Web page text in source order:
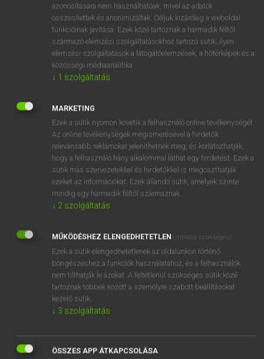
admiration fn csodálat
bámulat
rajongás ( of for vk/vm iránt)
DÍJMENTES ANGOL SZÓTÁR
Admiralty
admiration
azonosítására nem használhatóak, mivel az adatok
összesítettek és anonimizáltak. Céljuk kizárólag a weboldal
funkcióinak javítása. Ezek közé tartoznak a harmadik féltől
származó elemzési szolgáltatásokhoz tartozó sütik; ilyen
elemzési szolgáltatások a látogatóelemzések, a hőtérképek és a
közösségi médiaanalitika.
↓ 1 szolgáltatás
MARKETING
Ezek a sütik nyomon követik a felhasználó online tevékenységét.
Az online tevékenységek megismerésével a hirdetők
relevánsabb reklámokat jeleníthetnek meg, és korlátozhatják,
hogy a felhasználó hány alkalommal láthat egy hirdetést. Ezek a
sütik más szervezetekkel és hirdetőkkel is megoszthatják
ezeket az információkat. Ezek állandó sütik, amelyek szinte
mindig egy harmadik féltől származnak.
↓ 2 szolgáltatás
MŰKÖDÉSHEZ ELENGEDHETETLEN (mindig szükséges)
Ezek a sütik elengedhetetlenek az oldalunkon történő
böngészéshez,a funkciók használatához, és a felhasználók
nem tilthatják le azokat. A feltétlenül szükséges sütik közé
tartoznak többek között a személyre szabott beállításokat
kezelő sütik.
↓ 3 szolgáltatás
ÖSSZES APP ÁTKAPCSOLÁSA